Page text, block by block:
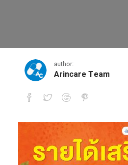
IQVIA-01(5)
author:
Arincare Team
IQVIA-01(5)